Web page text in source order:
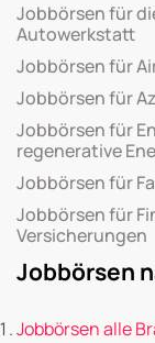
Jobbörsen für
Autowerkstatt
Jobbörsen für
Jobbörsen für
Jobbörsen für
regenerative
Jobbörsen für
Jobbörsen für
Versicherungen
Jobbörsen
Jobbörsen alle